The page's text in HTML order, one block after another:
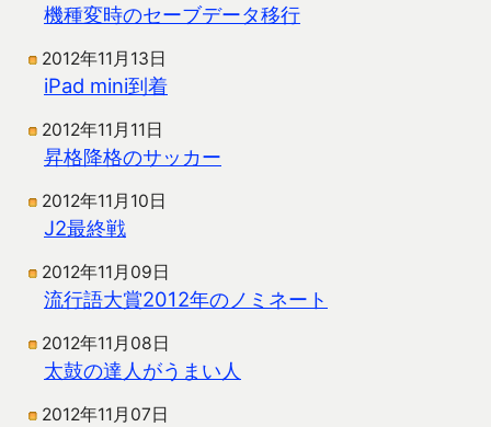
機種変時のセーブデータ移行
2012年11月13日
iPad mini到着
2012年11月11日
昇格降格のサッカー
2012年11月10日
J2最終戦
2012年11月09日
流行語大賞2012年のノミネート
2012年11月08日
太鼓の達人がうまい人
2012年11月07日